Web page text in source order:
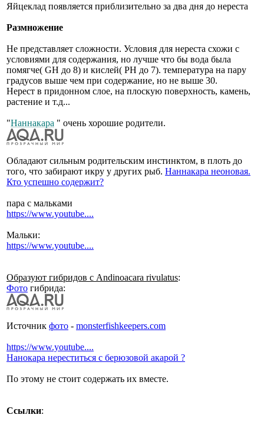
Яйцеклад появляется приблизительно за два дня до нереста
Размножение
Не представляет сложности. Условия для нереста схожи с
условиями для содержания, но лучше что бы вода была
помягче( GH до 8) и кислей( PH до 7). температура на пару
градусов выше чем при содержание, но не выше 30.
Нерест в придонном слое, на плоскую поверхность, камень,
растение и т.д...
"Наннакара " очень хорошие родители.
Обладают сильным родительским инстинктом, в плоть до
того, что забирают икру у других рыб. Наннакара неоновая.
Кто успешно содержит?
пара с мальками
https://www.youtube....
Мальки:
https://www.youtube....
Образуют гибридов с Andinoacara rivulatus:
Фото гибрида:
Источник фото - monsterfishkeepers.com
https://www.youtube....
Нанокара нереститься с берюзовой акарой ?
По этому не стоит содержать их вместе.
Ссылки: